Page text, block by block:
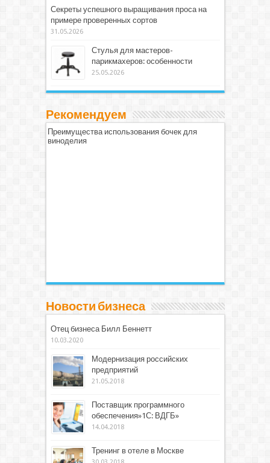
Секреты успешного выращивания проса на
примере проверенных сортов
31.05.2026
Стулья для мастеров-
парикмахеров: особенности
25.05.2026
Рекомендуем
Преимущества использования бочек для
виноделия
Новости бизнеса
Отец бизнеса Билл Беннетт
10.03.2020
Модернизация российских
предприятий
21.05.2018
Поставщик программного
обеспечения»1С: ВДГБ»
14.04.2018
Тренинг в отеле в Москве